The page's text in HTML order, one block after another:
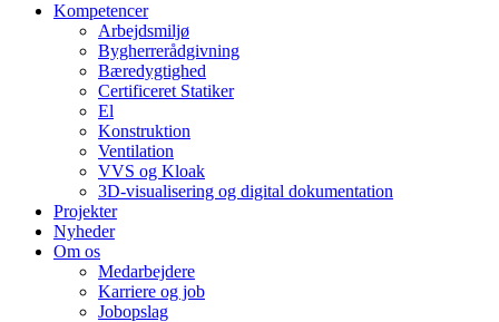
Kompetencer
Arbejdsmiljø
Bygherrerådgivning
Bæredygtighed
Certificeret Statiker
El
Konstruktion
Ventilation
VVS og Kloak
3D-visualisering og digital dokumentation
Projekter
Nyheder
Om os
Medarbejdere
Karriere og job
Jobopslag